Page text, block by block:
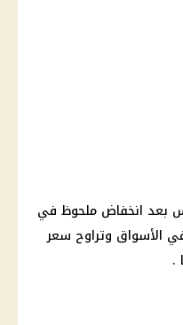
بعد انخفاض ملحوظ في
الأسواق وتراوح سعر